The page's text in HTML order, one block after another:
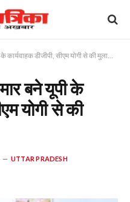
डीजीपी, सीएम योगी से की मुलाकात
बने यूपी के
योगी से की
UTTAR PRADESH